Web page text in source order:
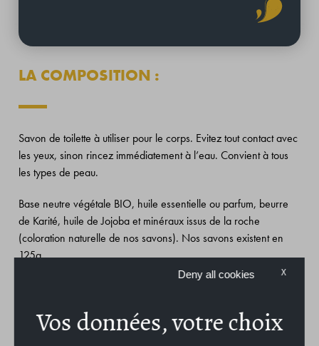
LA COMPOSITION :
Savon de toilette à utiliser pour le corps. Evitez tout contact avec
les yeux, sinon rincez immédiatement à l’eau. Convient à tous
les types de peau.
Base neutre végétale BIO, huile essentielle ou parfum, beurre
de Karité, huile de Jojoba et minéraux issus de la roche
(coloration naturelle de nos savons). Nos savons existent en
125g.
X
Deny all cookies